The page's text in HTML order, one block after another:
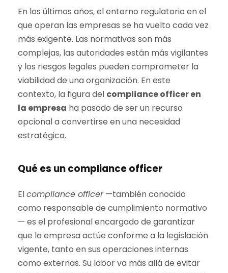
En los últimos años, el entorno regulatorio en el
que operan las empresas se ha vuelto cada vez
más exigente. Las normativas son más
complejas, las autoridades están más vigilantes
y los riesgos legales pueden comprometer la
viabilidad de una organización. En este
contexto, la figura del compliance officer en
la empresa ha pasado de ser un recurso
opcional a convertirse en una necesidad
estratégica.
Qué es un compliance officer
Elcompliance officer—también conocido
como responsable de cumplimiento normativo
— es el profesional encargado de garantizar
que la empresa actúe conforme a la legislación
vigente, tanto en sus operaciones internas
como externas. Su labor va más allá de evitar